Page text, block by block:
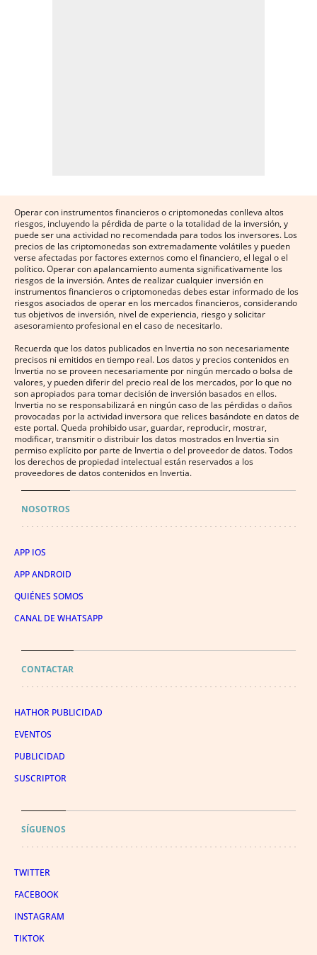
Operar con instrumentos financieros o criptomonedas conlleva altos
riesgos, incluyendo la pérdida de parte o la totalidad de la inversión, y
puede ser una actividad no recomendada para todos los inversores. Los
precios de las criptomonedas son extremadamente volátiles y pueden
verse afectadas por factores externos como el financiero, el legal o el
político. Operar con apalancamiento aumenta significativamente los
riesgos de la inversión. Antes de realizar cualquier inversión en
instrumentos financieros o criptomonedas debes estar informado de los
riesgos asociados de operar en los mercados financieros, considerando
tus objetivos de inversión, nivel de experiencia, riesgo y solicitar
asesoramiento profesional en el caso de necesitarlo.
Recuerda que los datos publicados en Invertia no son necesariamente
precisos ni emitidos en tiempo real. Los datos y precios contenidos en
Invertia no se proveen necesariamente por ningún mercado o bolsa de
valores, y pueden diferir del precio real de los mercados, por lo que no
son apropiados para tomar decisión de inversión basados en ellos.
Invertia no se responsabilizará en ningún caso de las pérdidas o daños
provocadas por la actividad inversora que relices basándote en datos de
este portal. Queda prohibido usar, guardar, reproducir, mostrar,
modificar, transmitir o distribuir los datos mostrados en Invertia sin
permiso explícito por parte de Invertia o del proveedor de datos. Todos
los derechos de propiedad intelectual están reservados a los
proveedores de datos contenidos en Invertia.
NOSOTROS
APP IOS
APP ANDROID
QUIÉNES SOMOS
CANAL DE WHATSAPP
CONTACTAR
HATHOR PUBLICIDAD
EVENTOS
PUBLICIDAD
SUSCRIPTOR
SÍGUENOS
TWITTER
FACEBOOK
INSTAGRAM
TIKTOK